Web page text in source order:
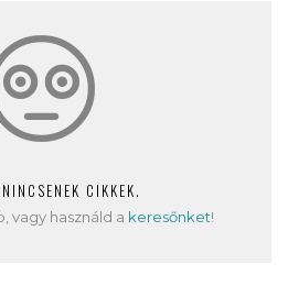
CIKKEK.
vagy használd a keresőnket!